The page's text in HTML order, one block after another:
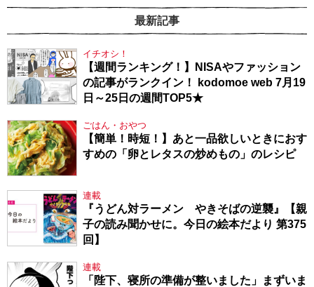
最新記事
イチオシ！
【週間ランキング！】NISAやファッション
の記事がランクイン！ kodomoe web 7月19
日～25日の週間TOP5★
ごはん・おやつ
【簡単！時短！】あと一品欲しいときにおす
すめの「卵とレタスの炒めもの」のレシピ
連載
『うどん対ラーメン やきそばの逆襲』【親
子の読み聞かせに。今日の絵本だより 第375
回】
連載
「陛下、寝所の準備が整いました」まずいま